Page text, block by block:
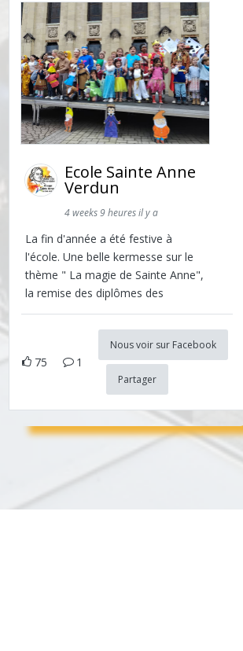
Ecole Sainte Anne
Verdun
4 weeks 9 heures il y a
La fin d'année a été festive à
l'école. Une belle kermesse sur le
thème " La magie de Sainte Anne",
la remise des diplômes des
75 1
Nous voir sur Facebook
Partager